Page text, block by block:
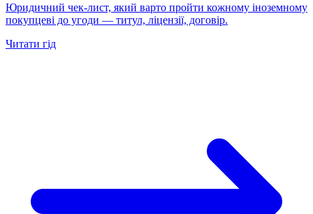
Юридичний чек-лист, який варто пройти кожному іноземному
покупцеві до угоди — титул, ліцензії, договір.
Читати гід